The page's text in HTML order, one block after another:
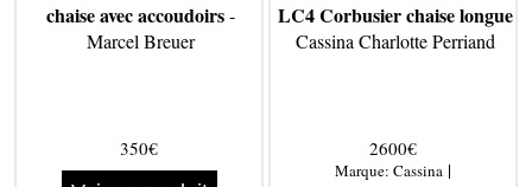
chaise avec accoudoirs-
Marcel Breuer
350€
LC4 Corbusier chaise longue
Cassina Charlotte Perriand
2600€
Marque: Cassina |